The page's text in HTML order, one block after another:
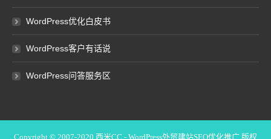
WordPress优化白皮书
WordPress客户有话说
WordPress问答服务区
Copyright © 2007-2020 西米CC - WordPress外贸建站SEO优化推广 版权